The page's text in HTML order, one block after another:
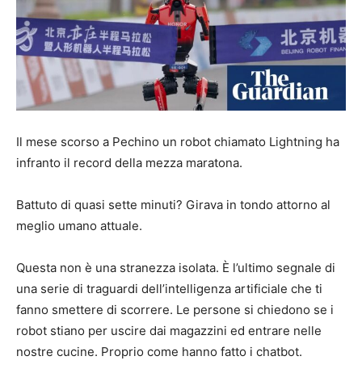
Il mese scorso a Pechino un robot chiamato Lightning ha
infranto il record della mezza maratona.
Battuto di quasi sette minuti? Girava in tondo attorno al
meglio umano attuale.
Questa non è una stranezza isolata. È l’ultimo segnale di
una serie di traguardi dell’intelligenza artificiale che ti
fanno smettere di scorrere. Le persone si chiedono se i
robot stiano per uscire dai magazzini ed entrare nelle
nostre cucine. Proprio come hanno fatto i chatbot.